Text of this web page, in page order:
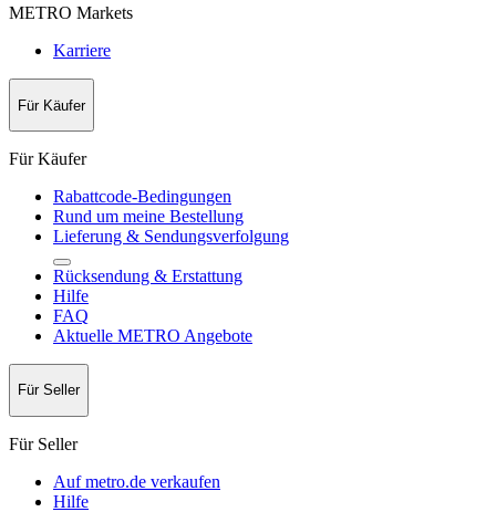
METRO Markets
Karriere
Für Käufer
Für Käufer
Rabattcode-Bedingungen
Rund um meine Bestellung
Lieferung & Sendungsverfolgung
Rücksendung & Erstattung
Hilfe
FAQ
Aktuelle METRO Angebote
Für Seller
Für Seller
Auf metro.de verkaufen
Hilfe